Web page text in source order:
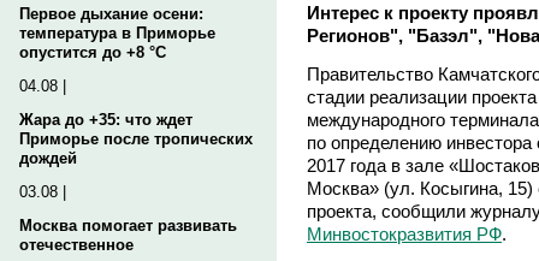
Первое дыхание осени:
температура в Приморье
опустится до +8 °C
04.08 |
Жара до +35: что ждет
Приморье после тропических
дождей
03.08 |
Москва помогает развивать
отечественное
Интерес к проекту
Регионов", "Базэл",
Правительство
стадии реализации
международного
по определению
2017 года в зале
Москва» (ул. Косыгина, 15)
проекта, сообщили
Минвостокразвития РФ.